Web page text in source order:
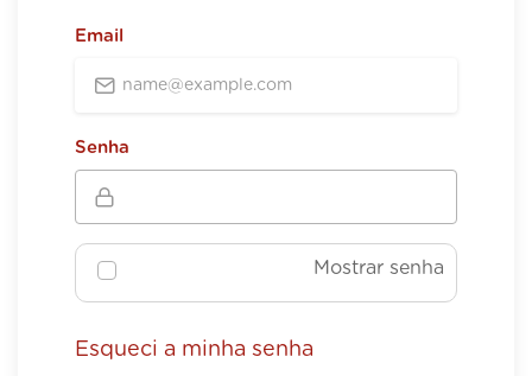
Email
Senha
Mostrar senha
Esqueci a minha senha